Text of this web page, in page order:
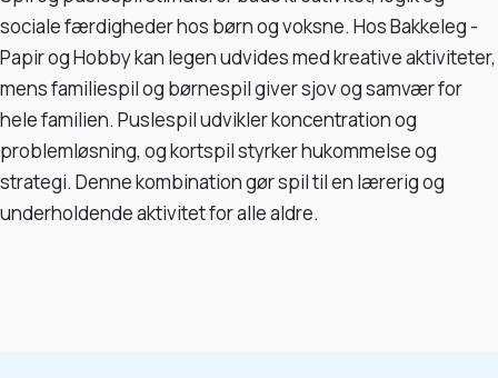
sociale færdigheder hos børn og voksne. Hos Bakkeleg -
Papir og Hobby kan legen udvides med kreative aktiviteter,
mens familiespil og børnespil giver sjov og samvær for
hele familien. Puslespil udvikler koncentration og
problemløsning, og kortspil styrker hukommelse og
strategi. Denne kombination gør spil til en lærerig og
underholdende aktivitet for alle aldre.